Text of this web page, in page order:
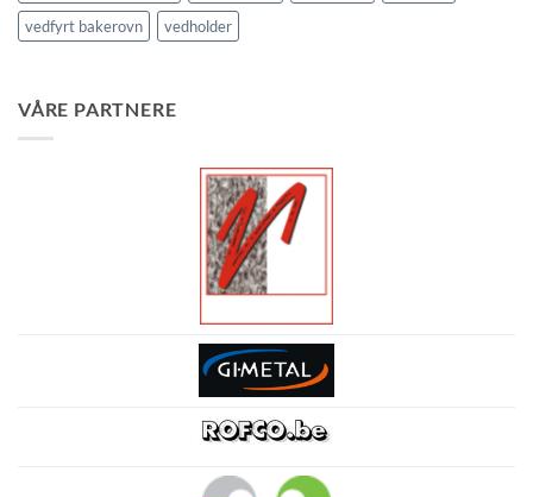
vedfyrt bakerovn
vedholder
VÅRE PARTNERE